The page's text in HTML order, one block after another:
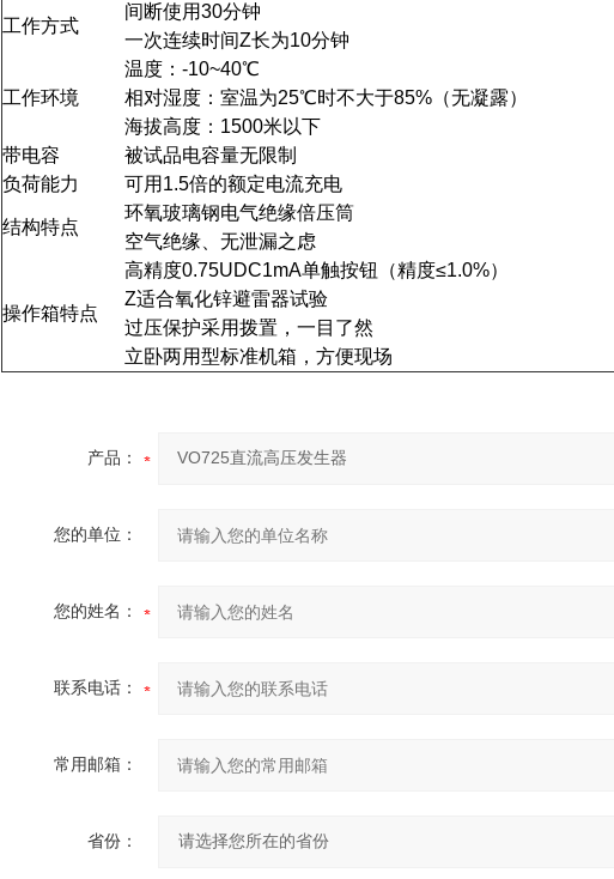
工作方式
间断使用30分钟
一次连续时间Z长为10分钟
工作环境
温度：-10~40℃
相对湿度：室温为25℃时不大于85%（无凝露）
海拔高度：1500米以下
带电容
负荷能力
被试品电容量无限制
可用1.5倍的额定电流充电
结构特点
环氧玻璃钢电气绝缘倍压筒
空气绝缘、无泄漏之虑
操作箱特点
高精度0.75UDC1mA单触按钮（精度≤1.0%）
Z适合氧化锌避雷器试验
过压保护采用拨置，一目了然
立卧两用型标准机箱，方便现场
产品：
您的单位：
您的姓名：
联系电话：
常用邮箱：
省份：